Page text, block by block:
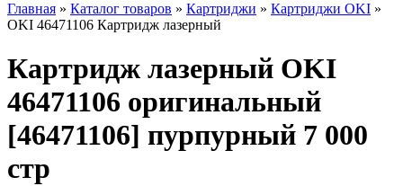
Главная » Каталог товаров » Картриджи » Картриджи OKI »
OKI 46471106 Картридж лазерный
Картридж лазерный OKI
46471106 оригинальный
[46471106] пурпурный 7 000
стр